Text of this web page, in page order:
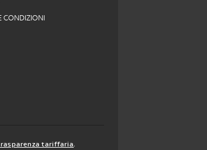
CONDIZIONI
tariffaria,